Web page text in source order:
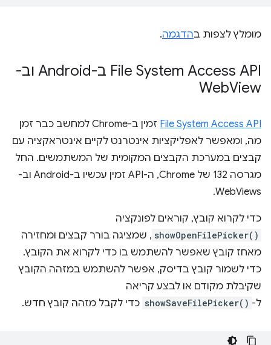
מומלץ לצפות בהדגמה.
File System Access API ב-Android וב-
WebView
File System Access API
זמין ב-Chrome למחשב כבר זמן
מה, ומאפשר לאפליקציות אינטרנט לקיים אינטראקציה עם
קבצים במערכת הקבצים המקומית של המשתמשים. החל
מגרסה 132 של Chrome, ה-API זמין עכשיו ב-Android וב-
WebViews.
כדי לקרוא קובץ, קוראים לפונקציה
showOpenFilePicker() , שמציגה בורר קבצים ומחזירה
מאחז קובץ שאפשר להשתמש בו כדי לקרוא את הקובץ.
כדי לשמור קובץ בדיסק, אפשר להשתמש במזהה הקובץ
שקיבלת מקודם או לבצע קריאה
ל- showSaveFilePicker() כדי לקבל מזהה קובץ חדש.